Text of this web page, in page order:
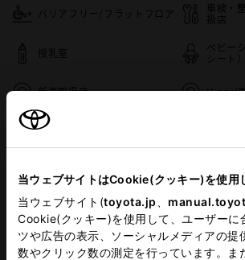
当ウェブサイトはCookie(クッキー)を使用
当ウェブサイト(toyota.jp
Cookie(クッキー)を使用して、ユーザーに
ツや広告の表示、ソーシャルメディアの提
数やクリック数の測定を行っています。ま
バリアフリー/フラットフロア
車検・
扱店
授乳室
ベビー
シート）
新車取扱店 U-car(
バリアフリー/多目的駐車場
WiFi